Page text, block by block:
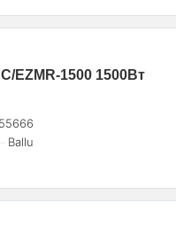
EZMR-1500 1500Вт
Ballu